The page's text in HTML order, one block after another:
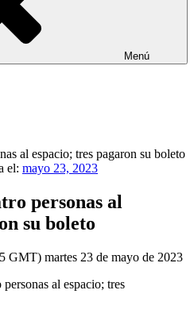
Menú
el: mayo 23, 2023
personas al
su boleto
GMT) martes 23 de mayo de 2023